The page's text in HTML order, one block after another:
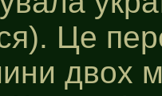
Це
двох